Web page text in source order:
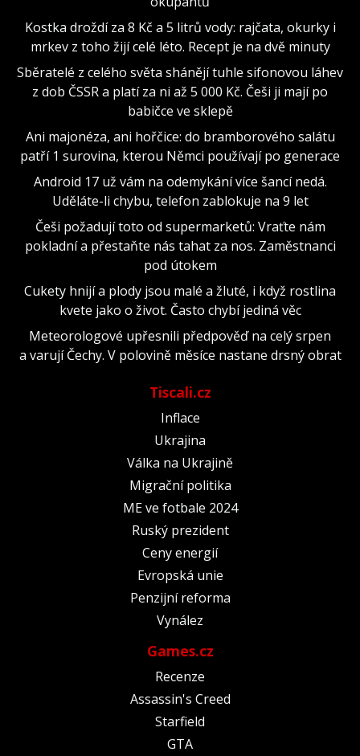
Kostka droždí za 8 Kč a 5 litrů vody: rajčata, okurky i
mrkev z toho žijí celé léto. Recept je na dvě minuty
Sběratelé z celého světa shánějí tuhle sifonovou láhev
z dob ČSSR a platí za ni až 5 000 Kč. Češi ji mají po
babičce ve sklepě
Ani majonéza, ani hořčice: do bramborového salátu
patří 1 surovina, kterou Němci používají po generace
Android 17 už vám na odemykání více šancí nedá.
Uděláte-li chybu, telefon zablokuje na 9 let
Češi požadují toto od supermarketů: Vraťte nám
pokladní a přestaňte nás tahat za nos. Zaměstnanci
pod útokem
Cukety hnijí a plody jsou malé a žluté, i když rostlina
kvete jako o život. Často chybí jediná věc
Meteorologové upřesnili předpověď na celý srpen
a varují Čechy. V polovině měsíce nastane drsný obrat
Tiscali.cz
Inflace
Ukrajina
Válka na Ukrajině
Migrační politika
ME ve fotbale 2024
Ruský prezident
Ceny energií
Evropská unie
Penzijní reforma
Vynález
Games.cz
Recenze
Assassin's Creed
Starfield
GTA